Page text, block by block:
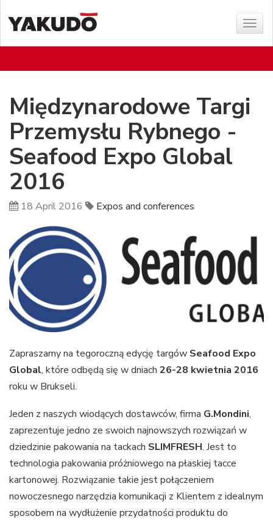
Show
menu
Międzynarodowe Targi
Przemysłu Rybnego -
Seafood Expo Global
2016
18 April 2016 Expos and conferences
Zapraszamy na tegoroczną edycję targów Seafood Expo
Global, które odbędą się w dniach 26-28 kwietnia 2016
roku w Brukseli.
Jeden z naszych wiodących dostawców, firma G.Mondini,
zaprezentuje jedno ze swoich najnowszych rozwiązań w
dziedzinie pakowania na tackach SLIMFRESH. Jest to
technologia pakowania próżniowego na płaskiej tacce
kartonowej. Rozwiązanie takie jest połączeniem
nowoczesnego narzędzia komunikacji z Klientem z idealnym
sposobem na wydłużenie przydatności produktu do